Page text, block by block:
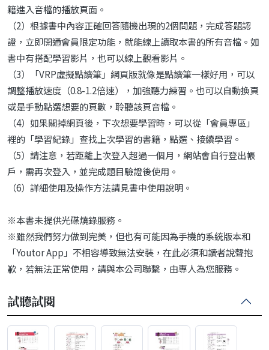
籍進入音檔的播放頁面。
（2）根據書中內容正確回答隨機出現的2個問題，完成答題認
證，立即開通會員限定功能，就能線上讀取本書的所有音檔。如
書中有搭配學習影片，也可以線上觀看影片。
（3）「VRP虛擬點讀筆」網頁版就像是點讀筆一樣好用，可以
調整播放速度（0.8-1.2倍速），加強聽力練習。也可以自動換頁
或是手動點選想要的頁數，聆聽該頁音檔。
（4）如果關掉網頁後，下次想要學習時，可以從「會員專區」
裡的「學習紀錄」查找上次學習的書籍，點選、接續學習。
（5）請注意，若距離上次登入超過一個月，網站會自行登出帳
戶，需再次登入，並完成題目驗證後使用。
（6）詳細使用及操作方法請見書中使用說明。
※本書未提供光碟燒錄服務。
※雖然我們努力做到完美，但也有可能因為手機的系統版本和
「Youtor App」不相容導致無法安裝，在此必須和讀者說聲抱
歉，若無法正常使用，請與本公司聯繫，由專人為您服務。
試聽試閱